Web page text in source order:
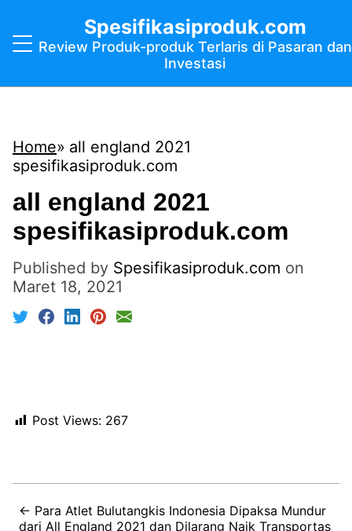
Spesifikasiproduk.com
Review Produk-produk Terlaris di Pasaran dan
Investasi
Home
all england 2021
spesifikasiproduk.com
all england 2021
spesifikasiproduk.com
Published by Spesifikasiproduk.com on
Maret 18, 2021
Post Views: 267
← Para Atlet Bulutangkis Indonesia Dipaksa Mundur
dari All England 2021 dan Dilarang Naik Transportas